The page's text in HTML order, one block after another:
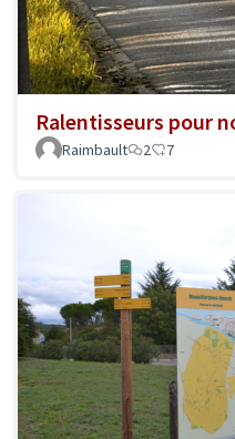
Ralentisseurs pour
Raimbault
2 7